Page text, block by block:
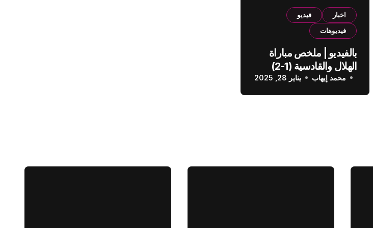
اخبار
فيديو
فيديوهات
بالفيديو | ملخص مباراة
الهلال والقادسية (1-2)
الدوري السعودي
محمد إيهاب يناير 28, 2025